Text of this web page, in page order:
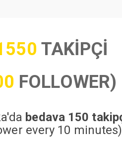
TAKİPÇİ
FOLLOWER)
bedava 150
every 10 minutes)